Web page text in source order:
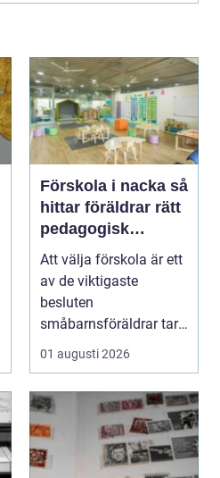
Förskola i nacka så
hittar föräldrar rätt
pedagogisk
trygghet
Att välja förskola är ett
av de viktigaste
besluten
småbarnsföräldrar tar.
Omsorg, trygghet,
01 augusti 2026